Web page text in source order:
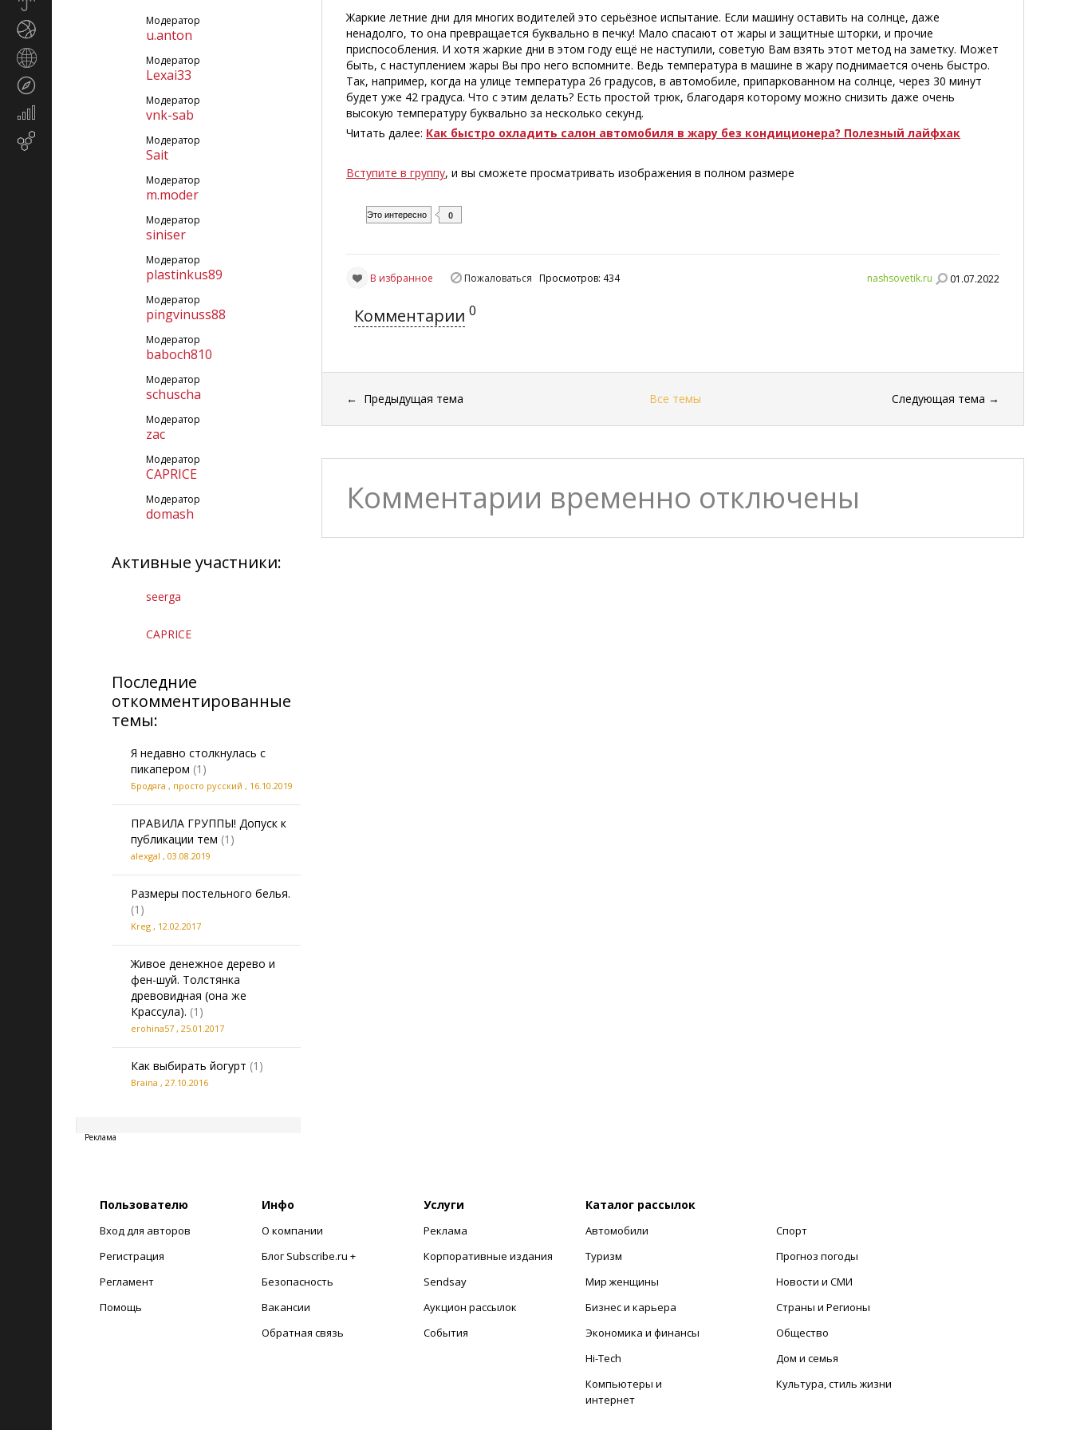
Модератор
u.anton
Модератор
Lexai33
Модератор
vnk-sab
Модератор
Sait
Модератор
m.moder
Модератор
siniser
Модератор
plastinkus89
Модератор
pingvinuss88
Модератор
baboch810
Модератор
schuscha
Модератор
zac
Модератор
CAPRICE
Модератор
domash
Активные участники:
seerga
CAPRICE
Последние
откомментированные
темы:
Я недавно столкнулась с
пикапером (1)
Бродяга , просто русский , 16.10.2019
ПРАВИЛА ГРУППЫ! Допуск к
публикации тем (1)
alexgal , 03.08.2019
Размеры постельного белья.
(1)
Kreg , 12.02.2017
Живое денежное дерево и
фен-шуй. Толстянка
древовидная (она же
Крассула). (1)
erohina57 , 25.01.2017
Как выбирать йогурт (1)
Braina , 27.10.2016
Реклама
Жаркие летние дни для многих водителей это серьёзное испытание. Если машину оставить на солнце, даже
ненадолго, то она превращается буквально в печку! Мало спасают от жары и защитные шторки, и прочие
приспособления. И хотя жаркие дни в этом году ещё не наступили, советую Вам взять этот метод на заметку. Может
быть, с наступлением жары Вы про него вспомните. Ведь температура в машине в жару поднимается очень быстро.
Так, например, когда на улице температура 26 градусов, в автомобиле, припаркованном на солнце, через 30 минут
будет уже 42 градуса. Что с этим делать? Есть простой трюк, благодаря которому можно снизить даже очень
высокую температуру буквально за несколько секунд.
Читать далее: Как быстро охладить салон автомобиля в жару без кондиционера? Полезный лайфхак
Вступите в группу, и вы сможете просматривать изображения в полном размере
Это интересно 0
nashsovetik.ru 01.07.2022
В избранное Пожаловаться Просмотров: 434
Комментарии 0
← Предыдущая тема Все темы Следующая тема →
Комментарии временно отключены
Пользователю
Вход для авторов
Регистрация
Регламент
Помощь
Инфо
О компании
Блог Subscribe.ru +
Безопасность
Вакансии
Обратная связь
Услуги
Реклама
Корпоративные издания
Sendsay
Аукцион рассылок
События
Каталог рассылок
Автомобили
Туризм
Мир женщины
Бизнес и карьера
Экономика и финансы
Hi-Tech
Компьютеры и
интернет
Спорт
Прогноз погоды
Новости и СМИ
Страны и Регионы
Общество
Дом и семья
Культура, стиль жизни